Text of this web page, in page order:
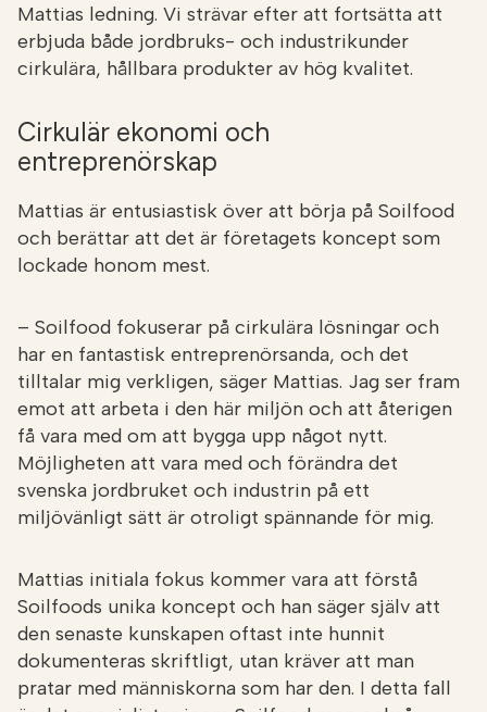
Mattias ledning. Vi strävar efter att fortsätta att
erbjuda både jordbruks- och industrikunder
cirkulära, hållbara produkter av hög kvalitet.
Cirkulär ekonomi och
entreprenörskap
Mattias är entusiastisk över att börja på Soilfood
och berättar att det är företagets koncept som
lockade honom mest.
– Soilfood fokuserar på cirkulära lösningar och
har en fantastisk entreprenörsanda, och det
tilltalar mig verkligen, säger Mattias. Jag ser fram
emot att arbeta i den här miljön och att återigen
få vara med om att bygga upp något nytt.
Möjligheten att vara med och förändra det
svenska jordbruket och industrin på ett
miljövänligt sätt är otroligt spännande för mig.
Mattias initiala fokus kommer vara att förstå
Soilfoods unika koncept och han säger själv att
den senaste kunskapen oftast inte hunnit
dokumenteras skriftligt, utan kräver att man
pratar med människorna som har den. I detta fall